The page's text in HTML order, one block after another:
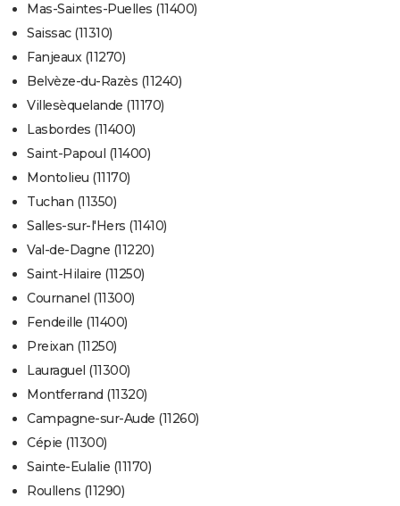
Mas-Saintes-Puelles (11400)
Saissac (11310)
Fanjeaux (11270)
Belvèze-du-Razès (11240)
Villesèquelande (11170)
Lasbordes (11400)
Saint-Papoul (11400)
Montolieu (11170)
Tuchan (11350)
Salles-sur-l'Hers (11410)
Val-de-Dagne (11220)
Saint-Hilaire (11250)
Cournanel (11300)
Fendeille (11400)
Preixan (11250)
Lauraguel (11300)
Montferrand (11320)
Campagne-sur-Aude (11260)
Cépie (11300)
Sainte-Eulalie (11170)
Roullens (11290)